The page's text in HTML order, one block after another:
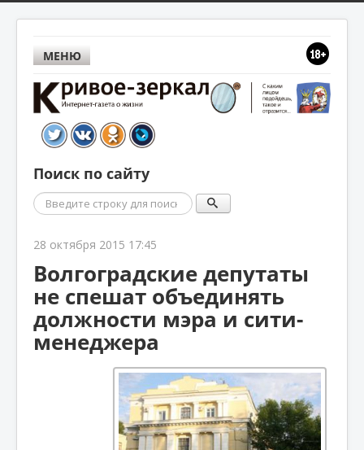
МЕНЮ
Поиск по сайту
Поиск
28 октября 2015 17:45
Волгоградские депутаты
не спешат объединять
должности мэра и сити-
менеджера